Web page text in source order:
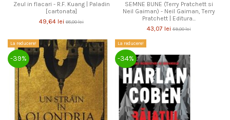
Zeul in flacari - R.F. Kuang | Paladin
[cartonata]
49,64 lei 68,00 lei
SEMNE BUNE (Terry Pratchett si
Neil Gaiman) - Neil Gaiman, Terry
Pratchett | Editura...
43,07 lei59,00 lei
La reducere!
-39%
La reducere!
-34%